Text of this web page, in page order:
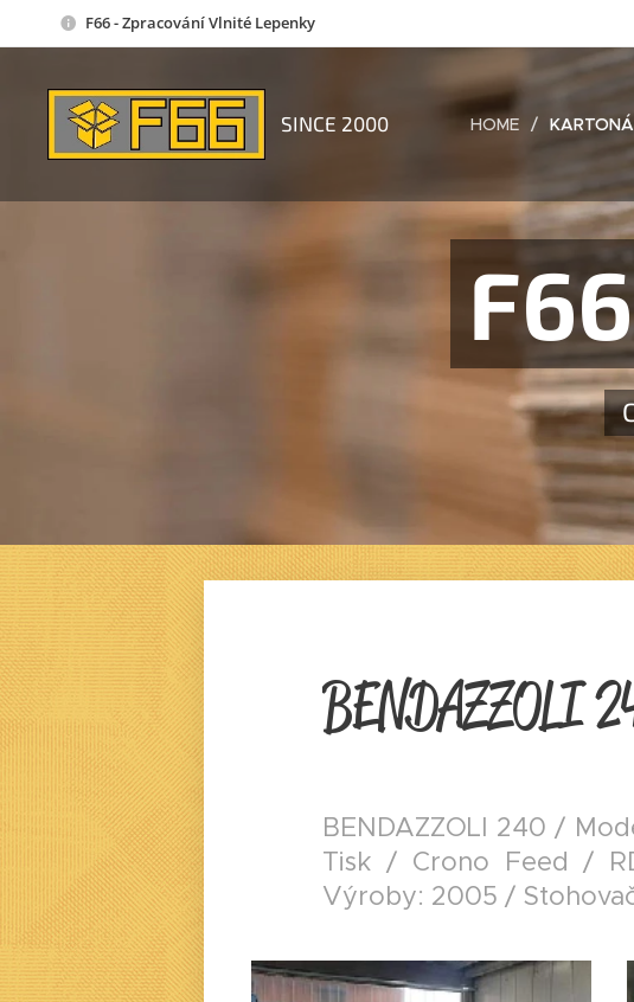
F66 - Zpracování Vlnité Lepenky
SINCE 2000 HOME
BENDAZZOLI
BENDAZZOLI 240 /
Tisk / Crono Feed /
Výroby: 2005 /